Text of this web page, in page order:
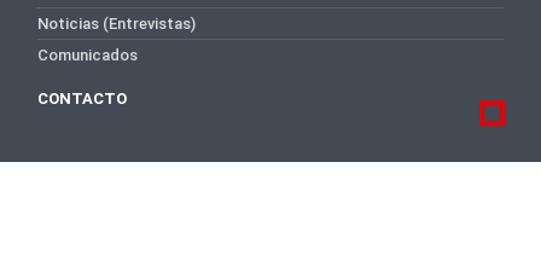
Noticias (Entrevistas)
Comunicados
CONTACTO